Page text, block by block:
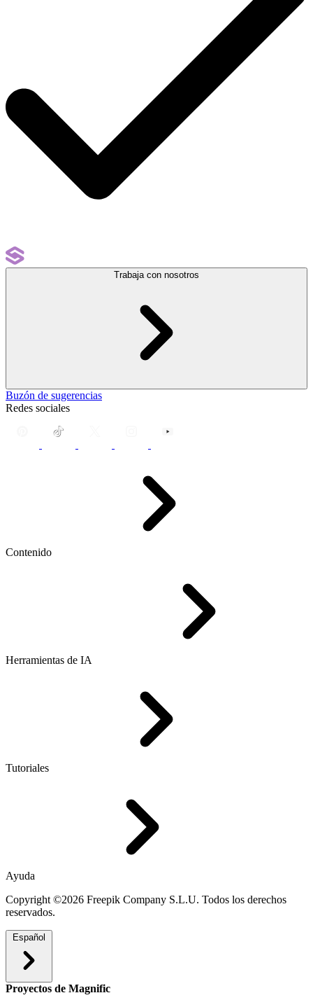
Trabaja con nosotros
Buzón de sugerencias
Redes sociales
Contenido
Herramientas de IA
Tutoriales
Ayuda
Copyright ©2026 Freepik Company S.L.U. Todos los derechos
reservados.
Español
Proyectos de Magnific